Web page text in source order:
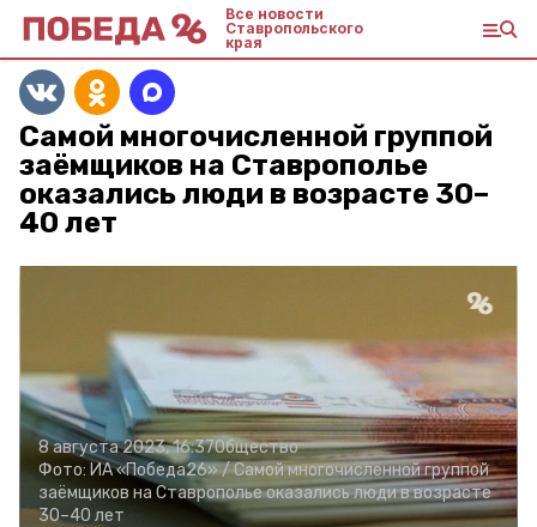
Все новости
Ставропольского
края
Самой многочисленной группой
заёмщиков на Ставрополье
оказались люди в возрасте 30–
40 лет
8 августа 2023, 16:37Общество
Фото: ИА «Победа26» / Самой многочисленной группой
заёмщиков на Ставрополье оказались люди в возрасте
30–40 лет